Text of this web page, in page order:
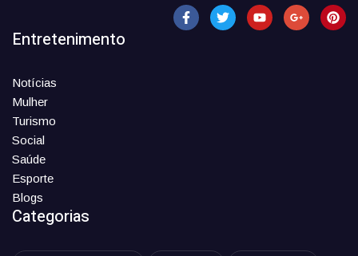
Entretenimento
Notícias
Mulher
Turismo
Social
Saúde
Esporte
Blogs
Categorias